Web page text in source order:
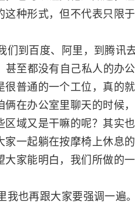
种形式，但不代表只限
到百度、阿里，到腾讯
至都没有自己私人的办
普通的一个工位，真的
在办公室里聊天的时候
域又是干嘛的呢？其实
一起躺在按摩椅上休息的
家能明白，我们所做的
也再跟大家要强调一遍。